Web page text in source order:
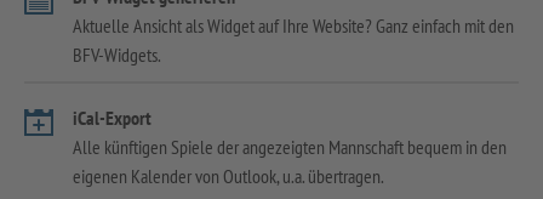
Aktuelle Ansicht als Widget auf Ihre Website? Ganz einfach mit den
BFV-Widgets.
iCal-Export
Alle künftigen Spiele der angezeigten Mannschaft bequem in den
eigenen Kalender von Outlook, u.a. übertragen.